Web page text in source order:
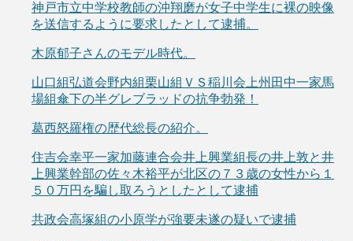
神戸市立中学校教師の沖翔磨が女子中学生に裸の映像
を送信するように要求したとして逮捕。
木原郁子さんのモデル時代。
山口組弘道会野内組栗山組ＶＳ稲川会上州田中一家馬
場組傘下の半グレブラッドの抗争勃発！
葛西怒羅権の歴代総長の紹介。
住吉会幸平一家加藤連合会井上興業組長の井上敦と井
上興業幹部の佐々木裕平が北区の７３歳の女性から１
５０万円を騙し取ろうとしたとして逮捕
共政会高塚組の小原学が強要未遂の疑いで逮捕